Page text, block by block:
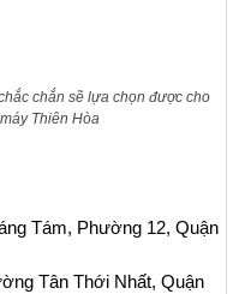
chắn sẽ lựa chọn được cho
Thiên Hòa
Tám, Phường 12, Quận
Tân Thới Nhất, Quận